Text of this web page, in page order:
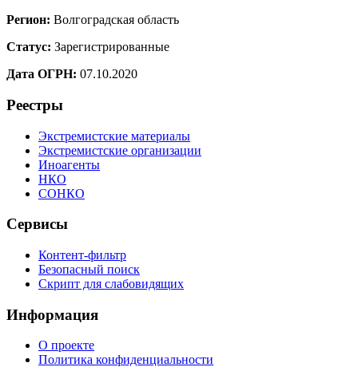
Регион: Волгоградская область
Статус: Зарегистрированные
Дата ОГРН: 07.10.2020
Реестры
Экстремистские материалы
Экстремистские организации
Иноагенты
НКО
СОНКО
Сервисы
Контент-фильтр
Безопасный поиск
Скрипт для слабовидящих
Информация
О проекте
Политика конфиденциальности